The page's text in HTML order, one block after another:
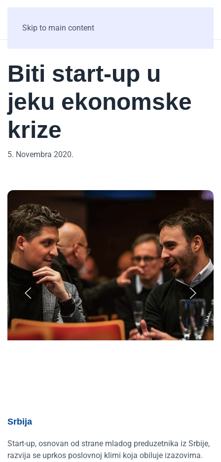
Skip to main content
Biti start-up u
jeku ekonomske
krize
5. Novembra 2020.
Srbija
Start-up, osnovan od strane mladog preduzetnika iz Srbije,
razvija se uprkos poslovnoj klimi koja obiluje izazovima.